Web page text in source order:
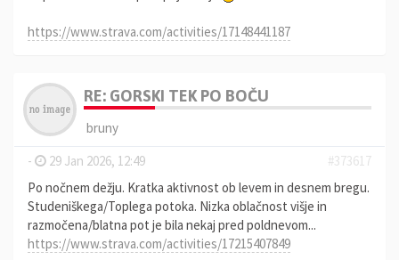
https://www.strava.com/activities/17148441187
RE: GORSKI TEK PO BOČU
bruny
-
29 Jan 2026, 12:49
#373617
Po nočnem dežju. Kratka aktivnost ob levem in desnem bregu.
Studeniškega/Toplega potoka. Nizka oblačnost višje in
razmočena/blatna pot je bila nekaj pred poldnevom...
https://www.strava.com/activities/17215407849